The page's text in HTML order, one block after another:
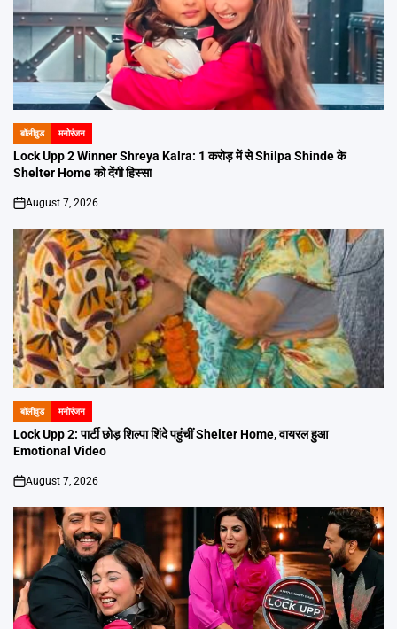
POSTED
IN
बॉलीवुड मनोरंजन
Lock Upp 2 Winner Shreya Kalra: 1 करोड़ में से Shilpa Shinde के
Shelter Home को देंगी हिस्सा
on
August 7, 2026
POSTED
IN
बॉलीवुड मनोरंजन
Lock Upp 2: पार्टी छोड़ शिल्पा शिंदे पहुंचीं Shelter Home, वायरल हुआ
Emotional Video
on
August 7, 2026